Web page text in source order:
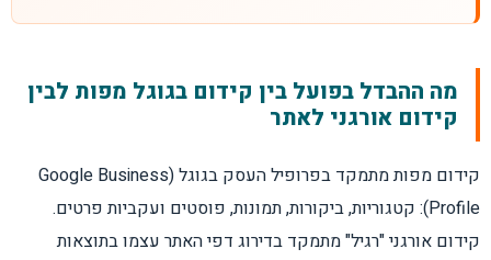
מה ההבדל בפועל בין קידום בגוגל מפות לבין
קידום אורגני לאתר
קידום מפות מתמקד בפרופיל העסק בגוגל (Google Business
Profile): קטגוריות, ביקורות, תמונות, פוסטים ועקביות פרטים.
קידום אורגני "רגיל" מתמקד בדירוג דפי האתר עצמו בתוצאות